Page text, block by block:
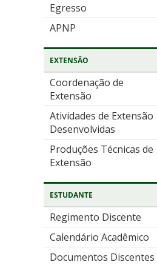
Egresso
APNP
EXTENSÃO
Coordenação de
Extensão
Atividades de Extensão
Desenvolvidas
Produções Técnicas de
Extensão
ESTUDANTE
Regimento Discente
Calendário Acadêmico
Documentos Discentes